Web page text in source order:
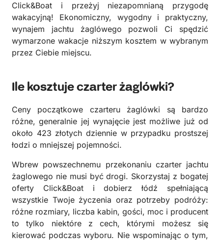
Click&Boat i przeżyj niezapomnianą przygodę
wakacyjną! Ekonomiczny, wygodny i praktyczny,
wynajem jachtu żaglówego pozwoli Ci spędzić
wymarzone wakacje niższym kosztem w wybranym
przez Ciebie miejscu.
Ile kosztuje czarter żaglówki?
Ceny początkowe czarteru żaglówki są bardzo
różne, generalnie jej wynajęcie jest możliwe już od
około 423 złotych dziennie w przypadku prostszej
łodzi o mniejszej pojemności.
Wbrew powszechnemu przekonaniu czarter jachtu
żaglowego nie musi być drogi. Skorzystaj z bogatej
oferty Click&Boat i dobierz łódź spełniającą
wszystkie Twoje życzenia oraz potrzeby podróży:
różne rozmiary, liczba kabin, gości, moc i producent
to tylko niektóre z cech, którymi możesz się
kierować podczas wyboru. Nie wspominając o tym,